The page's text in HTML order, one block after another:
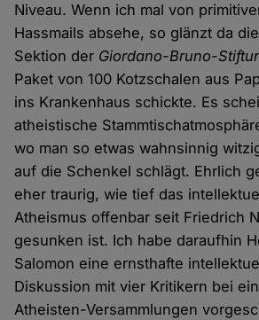
Niveau. Wenn ich mal von
Hassmails absehe, so glänzt da
Sektion der Giordano-Bruno-
Paket von 100 Kotzschalen aus
ins Krankenhaus schickte. Es
atheistische
wo man so etwas wahnsinnig
auf die Schenkel schlägt. Ehrlich
eher traurig, wie tief das
Atheismus offenbar seit Friedrich
gesunken ist. Ich habe daraufhin
Salomon eine ernsthafte
Diskussion mit vier Kritikern bei
Atheisten-Versammlungen